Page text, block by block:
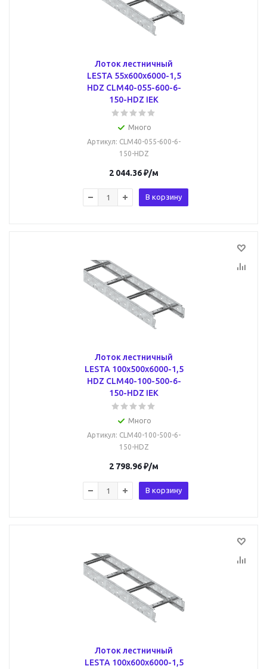
Лоток лестничный
LESTA 55х600х6000-1,5
HDZ CLM40-055-600-6-
150-HDZ IEK
Много
Артикул: CLM40-055-600-6-
150-HDZ
2 044.36₽/м
В корзину
Лоток лестничный
LESTA 100х500х6000-1,5
HDZ CLM40-100-500-6-
150-HDZ IEK
Много
Артикул: CLM40-100-500-6-
150-HDZ
2 798.96₽/м
В корзину
Лоток лестничный
LESTA 100х600х6000-1,5